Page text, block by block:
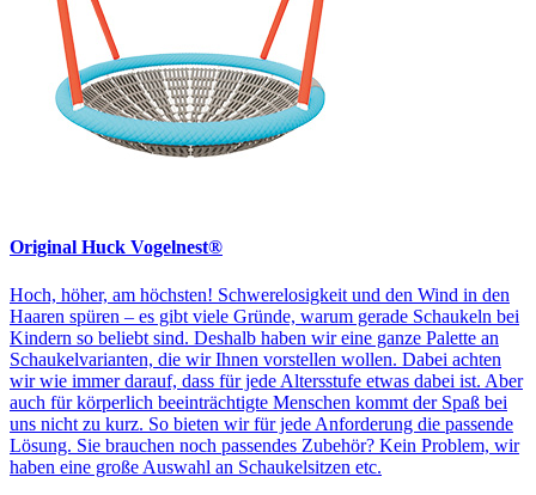
Original Huck Vogelnest®
Hoch, höher, am höchsten! Schwerelosigkeit und den Wind in den
Haaren spüren – es gibt viele Gründe, warum gerade Schaukeln bei
Kindern so beliebt sind. Deshalb haben wir eine ganze Palette an
Schaukelvarianten, die wir Ihnen vorstellen wollen. Dabei achten
wir wie immer darauf, dass für jede Altersstufe etwas dabei ist. Aber
auch für körperlich beeinträchtigte Menschen kommt der Spaß bei
uns nicht zu kurz. So bieten wir für jede Anforderung die passende
Lösung. Sie brauchen noch passendes Zubehör? Kein Problem, wir
haben eine große Auswahl an Schaukelsitzen etc.